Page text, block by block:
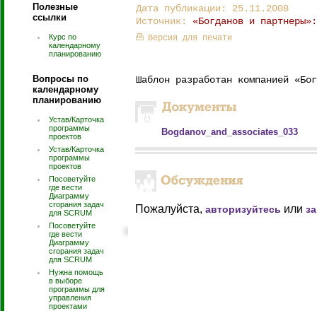
Полезные
ссылки
Курс по
календарному
планированию
Вопросы по
календарному
планированию
Устав/Карточка
программы
проектов
Устав/Карточка
программы
проектов
Посоветуйте
где вести
Диаграмму
сгорания задач
для SCRUM
Посоветуйте
где вести
Диаграмму
сгорания задач
для SCRUM
Нужна помощь
в выборе
программы для
управления
проектами
Дата публикации: 25.11.2008
Источник: «Богданов и
Версия для печати
Шаблон разработан компанией
Bogdanov_and_associates_033
Пожалуйста, авторизуйтесь или